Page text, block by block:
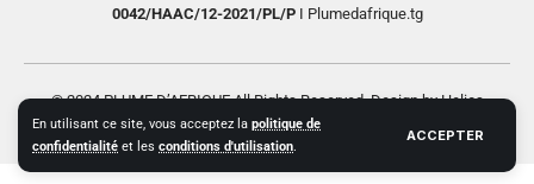
En utilisant ce site, vous acceptez la politique de
confidentialité et les conditions d'utilisation.
ACCEPTER
0042/HAAC/12-2021/PL/PI Plumedafrique.tg
© 2024 PLUME D’AFRIQUE All Rights Reserved. Design by Helios
Creative